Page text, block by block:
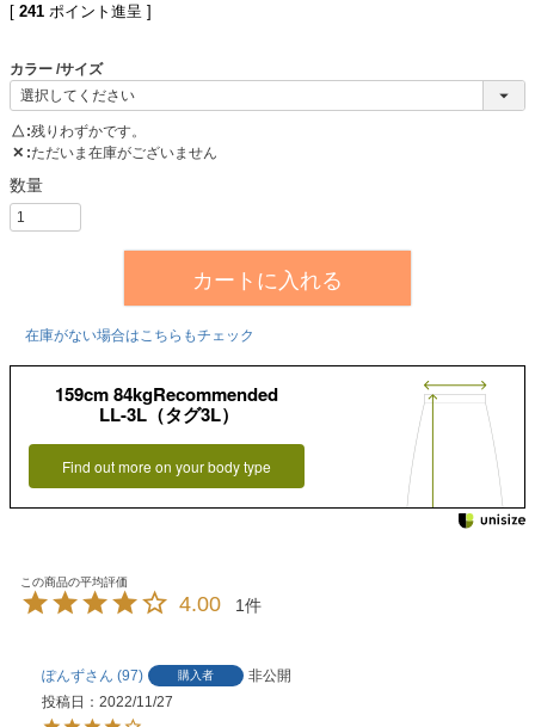
[ 241 ポイント進呈 ]
カラー サイズ
△ 残りわずかです。
✕ ただいま在庫がございません
カートに入れる
在庫がない場合はこちらもチェック
159cm 84kgRecommended
LL-3L（タグ3L）
Find out more on your body type
4.00 1
ぽんず 97 購入者
非公開
投稿日
2022/11/27